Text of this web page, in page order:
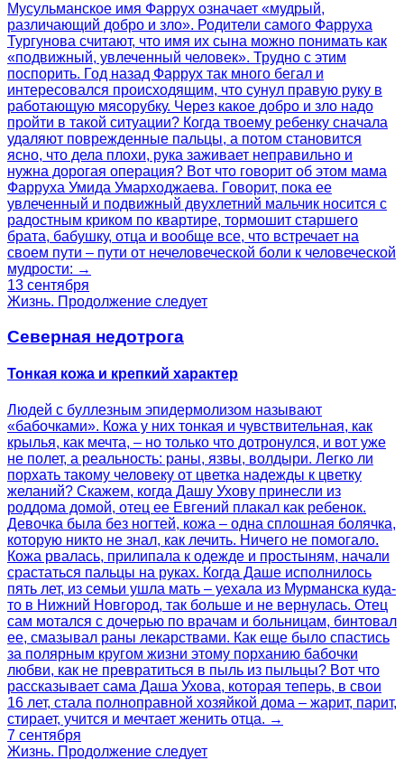
Мусульманское имя Фаррух означает «мудрый,
различающий добро и зло». Родители самого Фарруха
Тургунова считают, что имя их сына можно понимать как
«подвижный, увлеченный человек». Трудно с этим
поспорить. Год назад Фаррух так много бегал и
интересовался происходящим, что сунул правую руку в
работающую мясорубку. Через какое добро и зло надо
пройти в такой ситуации? Когда твоему ребенку сначала
удаляют поврежденные пальцы, а потом становится
ясно, что дела плохи, рука заживает неправильно и
нужна дорогая операция? Вот что говорит об этом мама
Фарруха Умида Умарходжаева. Говорит, пока ее
увлеченный и подвижный двухлетний мальчик носится с
радостным криком по квартире, тормошит старшего
брата, бабушку, отца и вообще все, что встречает на
своем пути – пути от нечеловеческой боли к человеческой
мудрости: →
13 сентября
Жизнь. Продолжение следует
Северная недотрога
Тонкая кожа и крепкий характер
Людей с буллезным эпидермолизом называют
«бабочками». Кожа у них тонкая и чувствительная, как
крылья, как мечта, – но только что дотронулся, и вот уже
не полет, а реальность: раны, язвы, волдыри. Легко ли
порхать такому человеку от цветка надежды к цветку
желаний? Скажем, когда Дашу Ухову принесли из
роддома домой, отец ее Евгений плакал как ребенок.
Девочка была без ногтей, кожа – одна сплошная болячка,
которую никто не знал, как лечить. Ничего не помогало.
Кожа рвалась, прилипала к одежде и простыням, начали
срастаться пальцы на руках. Когда Даше исполнилось
пять лет, из семьи ушла мать – уехала из Мурманска куда-
то в Нижний Новгород, так больше и не вернулась. Отец
сам мотался с дочерью по врачам и больницам, бинтовал
ее, смазывал раны лекарствами. Как еще было спастись
за полярным кругом жизни этому порханию бабочки
любви, как не превратиться в пыль из пыльцы? Вот что
рассказывает сама Даша Ухова, которая теперь, в свои
16 лет, стала полноправной хозяйкой дома – жарит, парит,
стирает, учится и мечтает женить отца. →
7 сентября
Жизнь. Продолжение следует